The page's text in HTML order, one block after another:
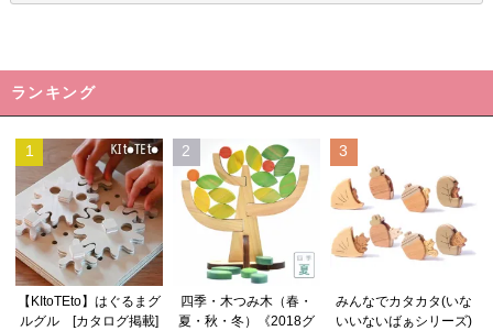
ランキング
1
【KItoTEto】はぐるまグ
ルグル [カタログ掲載]
2
四季・木つみ木（春・
夏・秋・冬）《2018グ
3
みんなでカタカタ(いな
いいないばぁシリーズ)